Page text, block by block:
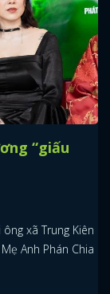
“giấu
xã Trung Kiên
Anh Phán Chia